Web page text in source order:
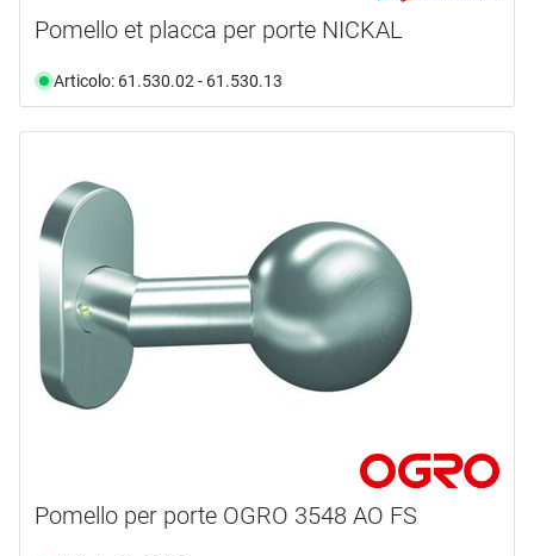
Pomello et placca per porte NICKAL
Articolo: 61.530.02 - 61.530.13
Pomello per porte OGRO 3548 AO FS